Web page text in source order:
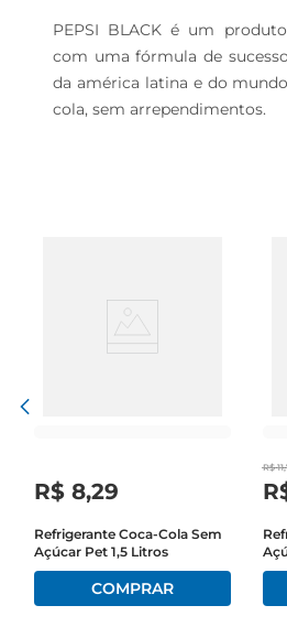
PEPSI BLACK é um
com uma fórmula de
da américa latina e do
cola, sem arrependimentos.
R$ 8,29
Refrigerante Coca-Cola Sem
Açúcar Pet 1,5 Litros
R$ 11,